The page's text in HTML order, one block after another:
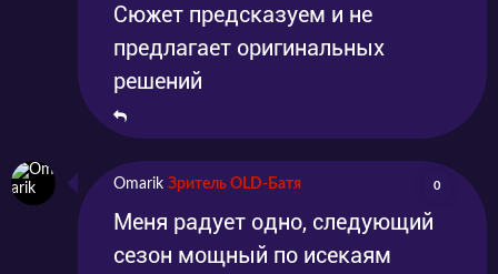
Сюжет предсказуем и не
предлагает оригинальных
решений
Omarik Зритель OLD-Батя 0
Меня радует одно, следующий
сезон мощный по исекаям